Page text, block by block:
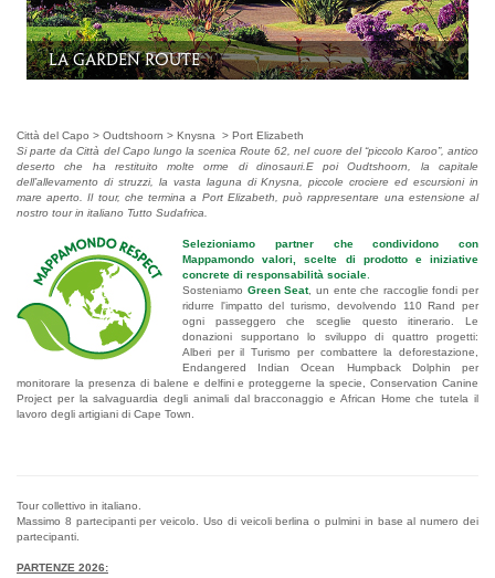
Le Protee, fiore simbolo del Sudafrica
Città del Capo > Oudtshoorn > Knysna > Port Elizabeth
Si parte da Città del Capo lungo la scenica Route 62, nel cuore del “piccolo Karoo”, antico
deserto che ha restituito molte orme di dinosauri.E poi Oudtshoorn, la capitale
dell’allevamento di struzzi, la vasta laguna di Knysna, piccole crociere ed escursioni in
mare aperto. Il tour, che termina a Port Elizabeth, può rappresentare una estensione al
nostro tour in italiano Tutto Sudafrica.
Selezioniamo partner che condividono con
Mappamondo valori, scelte di prodotto e iniziative
concrete di responsabilità sociale
Sosteniamo Green Seat, un ente che raccoglie fondi per
ridurre l'impatto del turismo, devolvendo 110 Rand per
ogni passeggero che sceglie questo itinerario. Le
donazioni supportano lo sviluppo di quattro progetti:
Alberi per il Turismo per combattere la deforestazione,
Endangered Indian Ocean Humpback Dolphin per
monitorare la presenza di balene e delfini e proteggerne la specie, Conservation Canine
Project per la salvaguardia degli animali dal bracconaggio e African Home che tutela il
lavoro degli artigiani di Cape Town.
Tour collettivo in italiano.
Massimo 8 partecipanti per veicolo. Uso di veicoli berlina o pulmini in base al numero dei
partecipanti.
PARTENZE 2026: